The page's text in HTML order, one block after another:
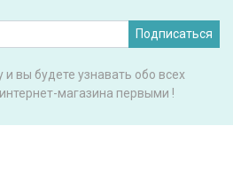
Подписаться
вы будете узнавать обо всех
магазина первыми !